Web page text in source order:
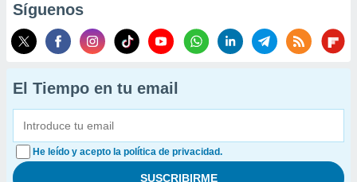
Síguenos
El Tiempo en tu email
He leído y acepto la política de privacidad.